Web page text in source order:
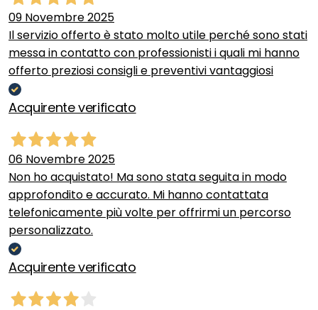
09 Novembre 2025
Il servizio offerto è stato molto utile perché sono stati
messa in contatto con professionisti i quali mi hanno
offerto preziosi consigli e preventivi vantaggiosi
Acquirente verificato
06 Novembre 2025
Non ho acquistato! Ma sono stata seguita in modo
approfondito e accurato. Mi hanno contattata
telefonicamente più volte per offrirmi un percorso
personalizzato.
Acquirente verificato